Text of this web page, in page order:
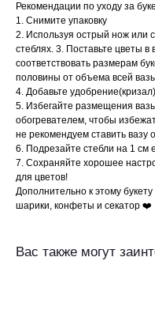
Рекомендации по уходу за
1. Снимите упаковку
2. Используя острый нож или
стеблях. 3. Поставьте цветы
соответствовать размерам
половины от объема всей
4. Добавьте
5. Избегайте размещения
обогревателем, чтобы
не рекомендуем ставить вазу
6. Подрезайте стебли на 1 см
7. Сохраняйте хорошее
для цветов!
Дополнительно к этому
шарики, конфеты и секатор ❤️
Вас также могут